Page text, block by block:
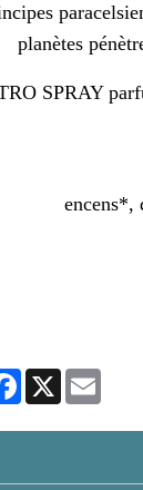
planètes
SPRAY
encens*,
Facebook
X